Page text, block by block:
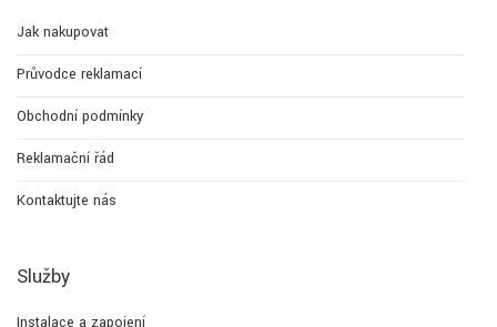
Jak nakupovat
Průvodce reklamací
Obchodní podmínky
Reklamační řád
Kontaktujte nás
Služby
Instalace a zapojení